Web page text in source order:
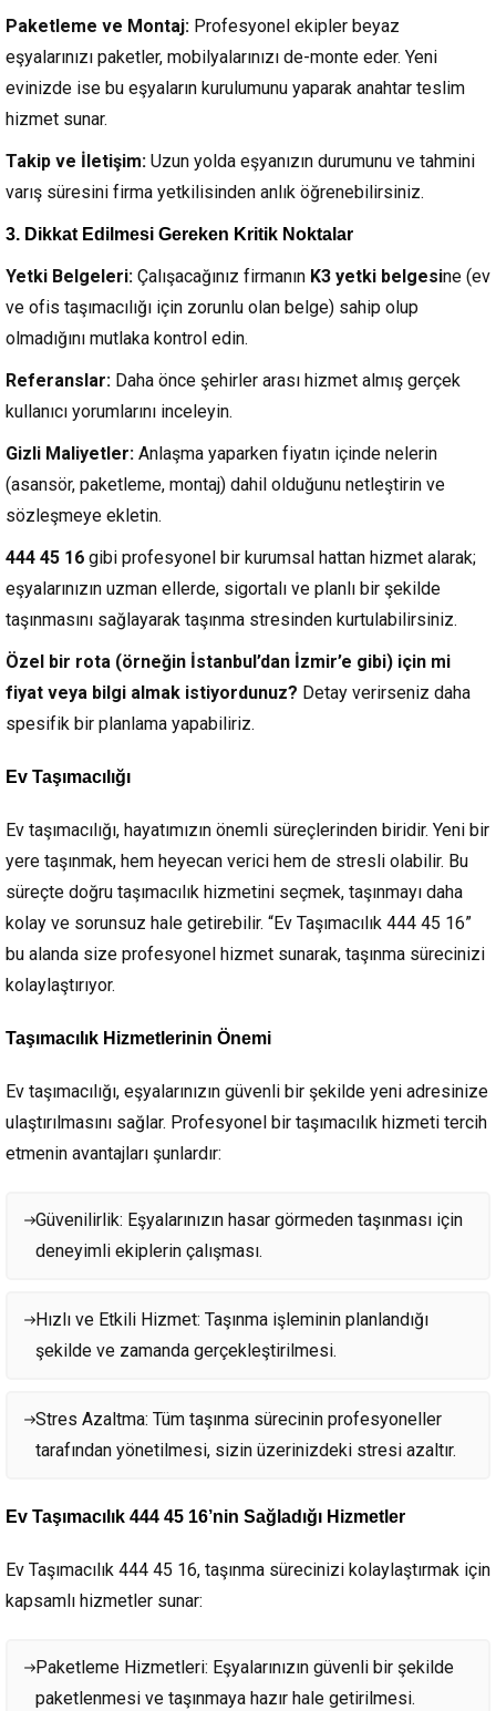
Paketleme ve Montaj: Profesyonel ekipler beyaz
eşyalarınızı paketler, mobilyalarınızı de-monte eder. Yeni
evinizde ise bu eşyaların kurulumunu yaparak anahtar teslim
hizmet sunar.
Takip ve İletişim: Uzun yolda eşyanızın durumunu ve tahmini
varış süresini firma yetkilisinden anlık öğrenebilirsiniz.
3. Dikkat Edilmesi Gereken Kritik Noktalar
Yetki Belgeleri: Çalışacağınız firmanın K3 yetki belgesine (ev
ve ofis taşımacılığı için zorunlu olan belge) sahip olup
olmadığını mutlaka kontrol edin.
Referanslar: Daha önce şehirler arası hizmet almış gerçek
kullanıcı yorumlarını inceleyin.
Gizli Maliyetler: Anlaşma yaparken fiyatın içinde nelerin
(asansör, paketleme, montaj) dahil olduğunu netleştirin ve
sözleşmeye ekletin.
444 45 16 gibi profesyonel bir kurumsal hattan hizmet alarak;
eşyalarınızın uzman ellerde, sigortalı ve planlı bir şekilde
taşınmasını sağlayarak taşınma stresinden kurtulabilirsiniz.
Özel bir rota (örneğin İstanbul’dan İzmir’e gibi) için mi
fiyat veya bilgi almak istiyordunuz? Detay verirseniz daha
spesifik bir planlama yapabiliriz.
Ev Taşımacılığı
Ev taşımacılığı, hayatımızın önemli süreçlerinden biridir. Yeni bir
yere taşınmak, hem heyecan verici hem de stresli olabilir. Bu
süreçte doğru taşımacılık hizmetini seçmek, taşınmayı daha
kolay ve sorunsuz hale getirebilir. “Ev Taşımacılık 444 45 16”
bu alanda size profesyonel hizmet sunarak, taşınma sürecinizi
kolaylaştırıyor.
Taşımacılık Hizmetlerinin Önemi
Ev taşımacılığı, eşyalarınızın güvenli bir şekilde yeni adresinize
ulaştırılmasını sağlar. Profesyonel bir taşımacılık hizmeti tercih
etmenin avantajları şunlardır:
Güvenilirlik: Eşyalarınızın hasar görmeden taşınması için
deneyimli ekiplerin çalışması.
Hızlı ve Etkili Hizmet: Taşınma işleminin planlandığı
şekilde ve zamanda gerçekleştirilmesi.
Stres Azaltma: Tüm taşınma sürecinin profesyoneller
tarafından yönetilmesi, sizin üzerinizdeki stresi azaltır.
Ev Taşımacılık 444 45 16’nin Sağladığı Hizmetler
Ev Taşımacılık 444 45 16, taşınma sürecinizi kolaylaştırmak için
kapsamlı hizmetler sunar:
Paketleme Hizmetleri: Eşyalarınızın güvenli bir şekilde
paketlenmesi ve taşınmaya hazır hale getirilmesi.